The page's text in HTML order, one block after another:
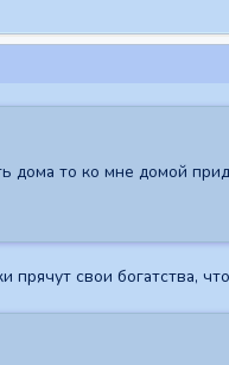
дома то ко мне домой
свои богатства,